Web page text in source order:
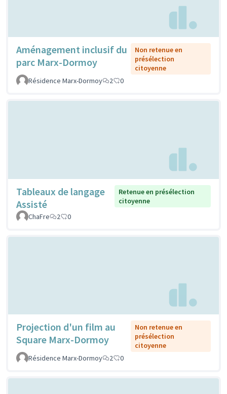
Aménagement inclusif du
parc Marx-Dormoy
Non retenue en
présélection
citoyenne
Résidence Marx-Dormoy
2 0
Tableaux de langage
Assisté
Retenue en présélection
citoyenne
ChaFre
2 0
Projection d'un film au
Square Marx-Dormoy
Non retenue en
présélection
citoyenne
Résidence Marx-Dormoy
2 0